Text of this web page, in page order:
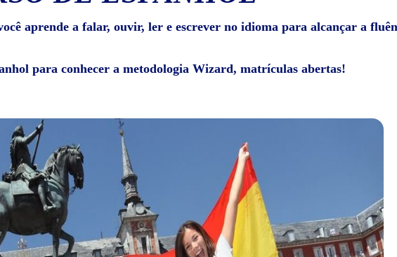
aprende a falar, ouvir, ler e escrever no idioma para alcançar a
para conhecer a metodologia Wizard, matrículas abertas!